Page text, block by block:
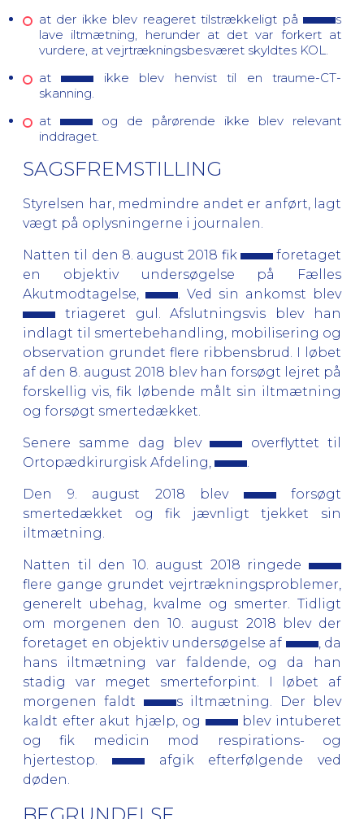
at der ikke blev reageret tilstrækkeligt på
s
lave iltmætning, herunder at det var forkert at
vurdere, at vejrtrækningsbesværet skyldtes KOL.
at
ikke blev henvist til en traume-CT-
skanning.
at
og de pårørende ikke blev relevant
inddraget.
SAGSFREMSTILLING
Styrelsen har, medmindre andet er anført, lagt
vægt på oplysningerne i journalen.
Natten til den 8. august 2018 fik
foretaget
en objektiv undersøgelse på Fælles
Akutmodtagelse,
. Ved sin ankomst blev
triageret gul. Afslutningsvis blev han
indlagt til smertebehandling, mobilisering og
observation grundet flere ribbensbrud. I løbet
af den 8. august 2018 blev han forsøgt lejret på
forskellig vis, fik løbende målt sin iltmætning
og forsøgt smertedækket.
Senere samme dag blev
overflyttet til
Ortopædkirurgisk Afdeling,
Den 9. august 2018 blev
forsøgt
smertedækket og fik jævnligt tjekket sin
iltmætning.
Natten til den 10. august 2018 ringede
flere gange grundet vejrtrækningsproblemer,
generelt ubehag, kvalme og smerter. Tidligt
om morgenen den 10. august 2018 blev der
foretaget en objektiv undersøgelse af
, da
hans iltmætning var faldende, og da han
stadig var meget smerteforpint. I løbet af
morgenen faldt
s iltmætning. Der blev
kaldt efter akut hjælp, og
blev intuberet
og fik medicin mod respirations- og
hjertestop.
afgik efterfølgende ved
døden.
BEGRUNDELSE